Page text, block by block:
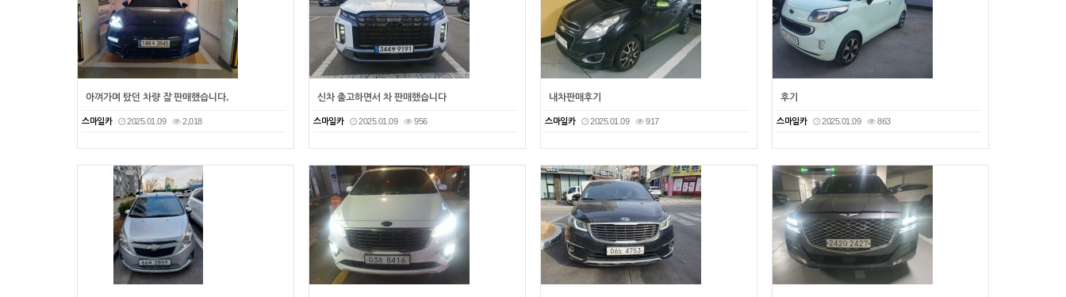
아껴가며 탔던 차량 잘 판매했습니다.
스마일카 2025.01.09 2,018
신차 출고하면서 차 판매했습니다
스마일카 2025.01.09 956
내차판매후기
스마일카 2025.01.09 917
후기
스마일카 2025.01.09 863